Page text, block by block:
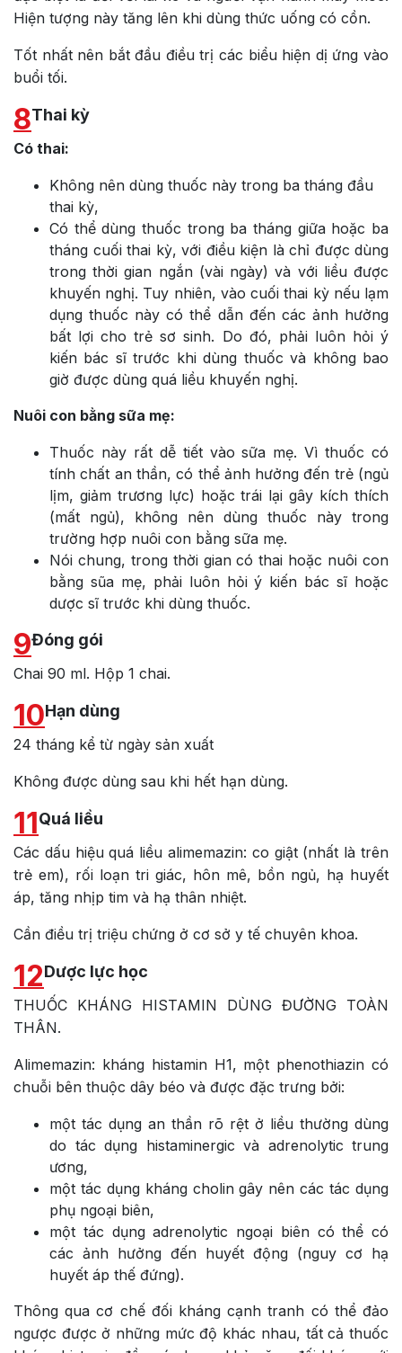
Hiện tượng này tăng lên khi dùng thức uống có cồn.
Tốt nhất nên bắt đầu điều trị các biểu hiện dị ứng vào
buổi tối.
8Thai kỳ
Có thai:
Không nên dùng thuốc này trong ba tháng đầu
thai kỳ,
Có thể dùng thuốc trong ba tháng giữa hoặc ba
tháng cuối thai kỳ, với điều kiện là chỉ được dùng
trong thời gian ngắn (vài ngày) và với liều được
khuyến nghị. Tuy nhiên, vào cuối thai kỳ nếu lạm
dụng thuốc này có thể dẫn đến các ảnh hưởng
bất lợi cho trẻ sơ sinh. Do đó, phải luôn hỏi ý
kiến bác sĩ trước khi dùng thuốc và không bao
giờ được dùng quá liều khuyến nghị.
Nuôi con bằng sữa mẹ:
Thuốc này rất dễ tiết vào sữa mẹ. Vì thuốc có
tính chất an thần, có thể ảnh hưởng đến trẻ (ngủ
lịm, giảm trương lực) hoặc trái lại gây kích thích
(mất ngủ), không nên dùng thuốc này trong
trường hợp nuôi con bằng sữa mẹ.
Nói chung, trong thời gian có thai hoặc nuôi con
bằng sũa mẹ, phải luôn hỏi ý kiến bác sĩ hoặc
dược sĩ trước khi dùng thuốc.
9Đóng gói
Chai 90 ml. Hộp 1 chai.
10Hạn dùng
24 tháng kể từ ngày sản xuất
Không được dùng sau khi hết hạn dùng.
11Quá liều
Các dấu hiệu quá liều alimemazin: co giật (nhất là trên
trẻ em), rối loạn tri giác, hôn mê, bồn ngủ, hạ huyết
áp, tăng nhịp tim và hạ thân nhiệt.
Cần điều trị triệu chứng ở cơ sở y tế chuyên khoa.
12Dược lực học
THUỐC KHÁNG HISTAMIN DÙNG ĐƯỜNG TOÀN
THÂN.
Alimemazin: kháng histamin H1, một phenothiazin có
chuỗi bên thuộc dây béo và được đặc trưng bởi:
một tác dụng an thần rõ rệt ở liều thường dùng
do tác dụng histaminergic và adrenolytic trung
ương,
một tác dụng kháng cholin gây nên các tác dụng
phụ ngoại biên,
một tác dụng adrenolytic ngoại biên có thể có
các ảnh hưởng đến huyết động (nguy cơ hạ
huyết áp thế đứng).
Thông qua cơ chế đối kháng cạnh tranh có thể đảo
ngược được ở những mức độ khác nhau, tất cả thuốc